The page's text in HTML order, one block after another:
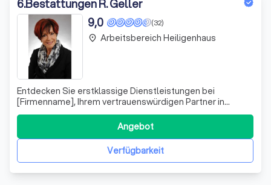
6.Bestattungen R. Geller
(32)
9,0
Entdecken Sie erstklassige Dienstleistungen bei
[Firmenname], Ihrem vertrauenswürdigen Partner in
[Branche]. Wir setzen auf Innovation und
Kundenzufriedenheit, um Ihnen nicht nur Produkte,
sondern echte Lösungen zu bieten. Unser Team besteht
aus erfahrenen Fachleuten, die sich durch ihre Expertise u
Verfügbarkeit
Angebot
place Arbeitsbereich Heiligenhaus